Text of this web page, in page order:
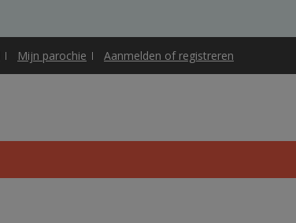
Mijn parochie Aanmelden of registreren